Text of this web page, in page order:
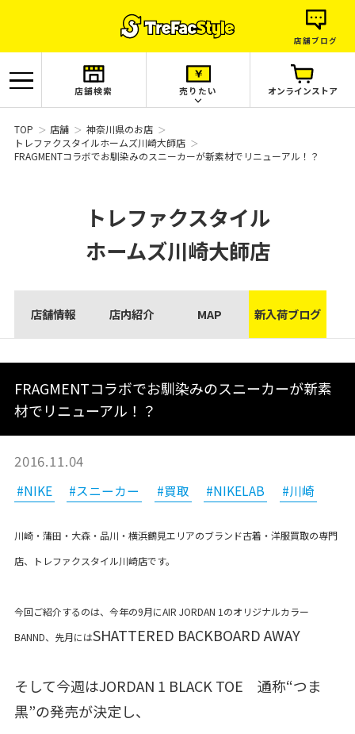
店舗ブログ
店舗検索 売りたい オンラインストア
TOP 店舗
神奈川県のお店
トレファクスタイルホームズ川崎大師店
FRAGMENTコラボでお馴染みのスニーカーが新素材でリニューアル！？
トレファクスタイル
ホームズ川崎大師店
店舗情報 店内紹介 MAP 新入荷ブログ
FRAGMENTコラボでお馴染みのスニーカーが新素
材でリニューアル！？
2016.11.04
#NIKE #スニーカー #買取 #NIKELAB #川崎
川崎・蒲田・大森・品川・横浜鶴見エリアのブランド古着・洋服買取の専門
店、トレファクスタイル川崎店です。
今回ご紹介するのは、今年の9月にAIR JORDAN 1のオリジナルカラー
BANND、先月にはSHATTERED BACKBOARD AWAY
そして今週はJORDAN 1 BLACK TOE 通称“つま
黒”の発売が決定し、